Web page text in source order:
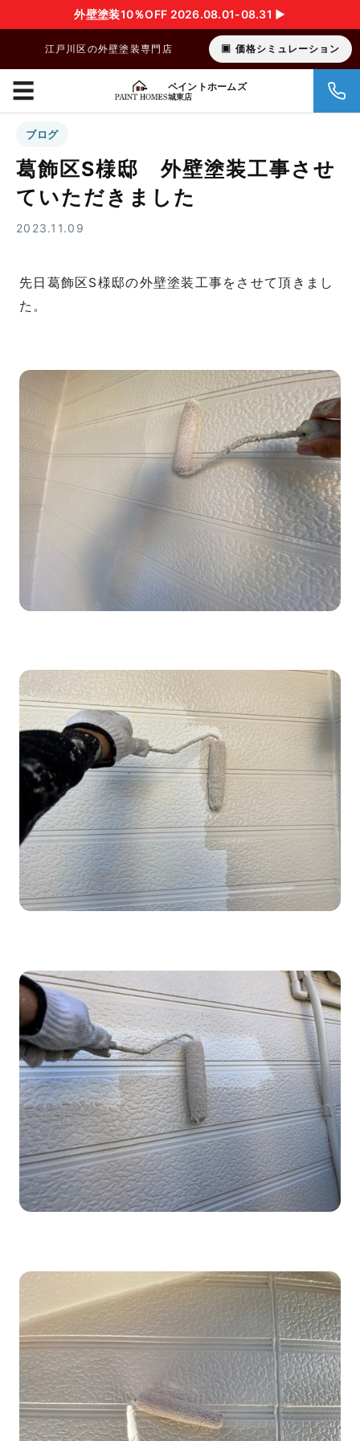
外壁塗装10％OFF 2026.08.01-08.31 ▶︎
江戸川区の外壁塗装専門店 価格シミュレーション
ペイントホームズ
城東店
☰
ブログ
葛飾区S様邸 外壁塗装工事させ
ていただきました
2023.11.09
先日葛飾区S様邸の外壁塗装工事をさせて頂きまし
た。